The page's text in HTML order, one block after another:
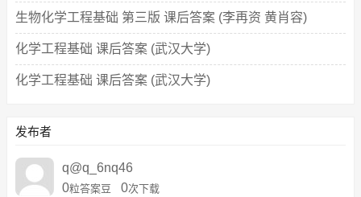
生物化学工程基础 第三版 课后答案 (李再资 黄肖容)
化学工程基础 课后答案 (武汉大学)
化学工程基础 课后答案 (武汉大学)
发布者
q@q_6nq46
0粒答案豆 0次下载